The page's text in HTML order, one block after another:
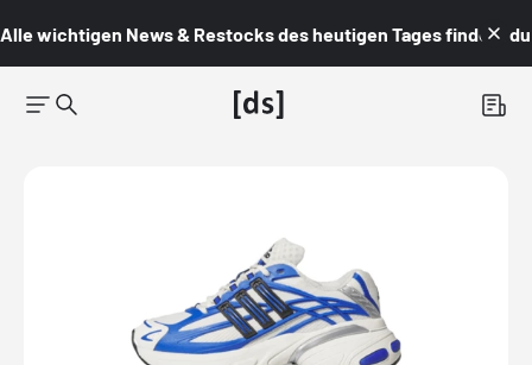
Alle wichtigen News & Restocks des heutigen Tages findest du